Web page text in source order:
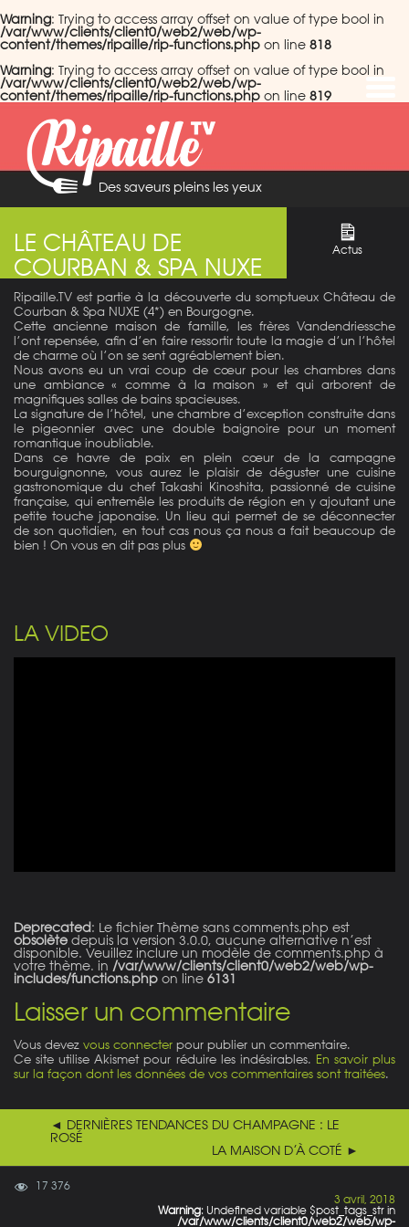
Warning: Trying to access array offset on value of type bool in
/var/www/clients/client0/web2/web/wp-
content/themes/ripaille/rip-functions.php on line 818
Warning: Trying to access array offset on value of type bool in
/var/www/clients/client0/web2/web/wp-
content/themes/ripaille/rip-functions.php on line 819
Des saveurs pleins les yeux
LE CHÂTEAU DE
COURBAN & SPA NUXE
Actus
Ripaille.TV est partie à la découverte du somptueux Château de
Courban & Spa NUXE (4*) en Bourgogne.
Cette ancienne maison de famille, les frères Vandendriessche
l’ont repensée, afin d’en faire ressortir toute la magie d’un l’hôtel
de charme où l’on se sent agréablement bien.
Nous avons eu un vrai coup de cœur pour les chambres dans
une ambiance « comme à la maison » et qui arborent de
magnifiques salles de bains spacieuses.
La signature de l’hôtel, une chambre d’exception construite dans
le pigeonnier avec une double baignoire pour un moment
romantique inoubliable.
Dans ce havre de paix en plein cœur de la campagne
bourguignonne, vous aurez le plaisir de déguster une cuisine
gastronomique du chef Takashi Kinoshita, passionné de cuisine
française, qui entremêle les produits de région en y ajoutant une
petite touche japonaise. Un lieu qui permet de se déconnecter
de son quotidien, en tout cas nous ça nous a fait beaucoup de
bien ! On vous en dit pas plus
LA VIDEO
Deprecated: Le fichier Thème sans comments.php est
obsolète depuis la version 3.0.0, aucune alternative n’est
disponible. Veuillez inclure un modèle de comments.php à
votre thème. in /var/www/clients/client0/web2/web/wp-
includes/functions.php on line 6131
Laisser un commentaire
Vous devez vous connecter pour publier un commentaire.
Ce site utilise Akismet pour réduire les indésirables. En savoir plus
sur la façon dont les données de vos commentaires sont traitées.
◄ DERNIÈRES TENDANCES DU CHAMPAGNE : LE
ROSÉ
LA MAISON D’À COTÉ ►
17 376
3 avril, 2018
Warning: Undefined variable $post_tags_str in
/var/www/clients/client0/web2/web/wp-